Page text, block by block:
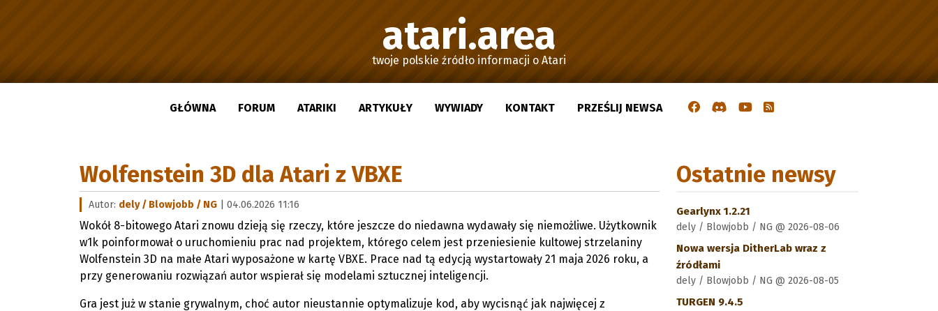
atari.area
twoje polskie źródło informacji o Atari
GŁÓWNA FORUM ATARIKI ARTYKUŁY WYWIADY KONTAKT PRZEŚLIJ NEWSA
Wolfenstein 3D dla Atari z VBXE
Autor: dely / Blowjobb / NG | 04.06.2026 11:16
Wokół 8-bitowego Atari znowu dzieją się rzeczy, które jeszcze do niedawna wydawały się niemożliwe. Użytkownik
w1k poinformował o uruchomieniu prac nad projektem, którego celem jest przeniesienie kultowej strzelaniny
Wolfenstein 3D na małe Atari wyposażone w kartę VBXE. Prace nad tą edycją wystartowały 21 maja 2026 roku, a
przy generowaniu rozwiązań autor wspierał się modelami sztucznej inteligencji.
Gra jest już w stanie grywalnym, choć autor nieustannie optymalizuje kod, aby wycisnąć jak najwięcej z
Ostatnie newsy
Gearlynx 1.2.21
dely / Blowjobb / NG @ 2026-08-06
Nowa wersja DitherLab wraz z
źródłami
dely / Blowjobb / NG @ 2026-08-05
TURGEN 9.4.5